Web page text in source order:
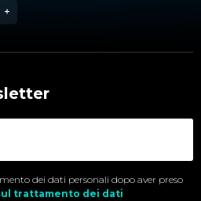
dei dati personali dopo aver preso
trattamento dei dati